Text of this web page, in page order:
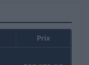
Prix